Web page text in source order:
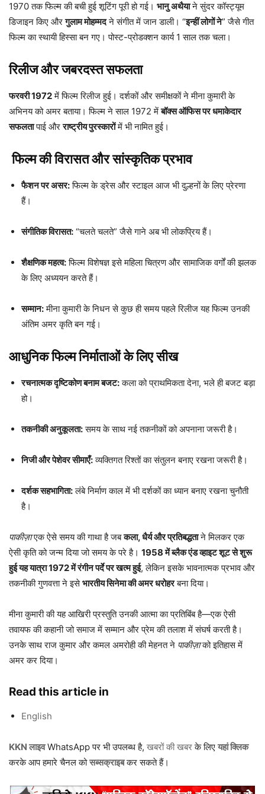
1970 तक फिल्म की बची हुई शूटिंग पूरी हो गई। भानु अथैयाने सुंदर कॉस्ट्यूम
डिजाइन किए औरगुलाम मोहम्मदने संगीत में जान डाली। “इन्हीं लोगों ने” जैसे गीत
फिल्म का स्थायी हिस्सा बन गए। पोस्ट-प्रोडक्शन कार्य 1 साल तक चला।
रिलीज और जबरदस्त सफलता
फरवरी 1972में फिल्म रिलीज हुई। दर्शकों और समीक्षकों ने मीना कुमारी के
अभिनय को अमर बताया। फिल्म ने साल 1972 मेंबॉक्स ऑफिस पर धमाकेदार
सफलतापाई औरराष्ट्रीय पुरस्कारोंमें भी नामित हुई।
फिल्म की विरासत और सांस्कृतिक प्रभाव
फैशन पर असर:फिल्म के ड्रेस और स्टाइल आज भी दुल्हनों के लिए प्रेरणा
हैं।
संगीतिक विरासत: “चलते चलते” जैसे गाने अब भी लोकप्रिय हैं।
शैक्षणिक महत्व:फिल्म विशेषज्ञ इसे महिला चित्रण और सामाजिक वर्गों की झलक
के लिए अध्ययन करते हैं।
सम्मान:मीना कुमारी के निधन से कुछ ही समय पहले रिलीज यह फिल्म उनकी
अंतिम अमर कृति बन गई।
आधुनिक फिल्म निर्माताओं के लिए सीख
रचनात्मक दृष्टिकोण बनाम बजट:कला को प्राथमिकता देना, भले ही बजट बड़ा
हो।
तकनीकी अनुकूलता:समय के साथ नई तकनीकों को अपनाना जरूरी है।
निजी और पेशेवर सीमाएँ:व्यक्तिगत रिश्तों का संतुलन बनाए रखना जरूरी है।
दर्शक सहभागिता:लंबे निर्माण काल में भी दर्शकों का ध्यान बनाए रखना चुनौती
है।
पाकीज़ाएक ऐसे समय की गाथा है जबकला, धैर्य और प्रतिबद्धताने मिलकर एक
ऐसी कृति को जन्म दिया जो समय के परे है। 1958 में ब्लैक एंड व्हाइट शूट से शुरू
हुई यह यात्रा 1972 में रंगीन पर्दे पर खत्म हुई, लेकिन इसके भावनात्मक प्रभाव और
तकनीकी गुणवत्ता ने इसेभारतीय सिनेमा की अमर धरोहरबना दिया।
मीना कुमारी की यह आखिरी प्रस्तुति उनकी आत्मा का प्रतिबिंब है—एक ऐसी
तवायफ की कहानी जो समाज में सम्मान और प्रेम की तलाश में संघर्ष करती है।
उनके साथ राज कुमार और कमल अमरोही की मेहनत ने पाकीज़ाको इतिहास में
अमर कर दिया।
Read this article in
English
KKN लाइवWhatsApp पर भी उपलब्ध है, खबरों की खबरके लिए यहां क्लिक
करके आप हमारे चैनल कोसब्सक्राइबकर सकते हैं।